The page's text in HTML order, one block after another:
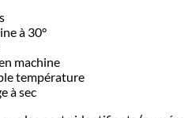
à 30°
machine
température
à sec